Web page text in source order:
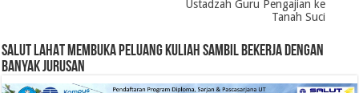
Ustadzah Guru Pengajian ke
Tanah Suci
SALUT LAHAT MEMBUKA PELUANG KULIAH SAMBIL BEKERJA DENGAN
BANYAK JURUSAN